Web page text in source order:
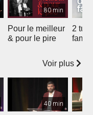
80 min
Pour le meilleur
& pour le pire
2
Voir plus
40 min